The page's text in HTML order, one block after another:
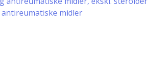
midler